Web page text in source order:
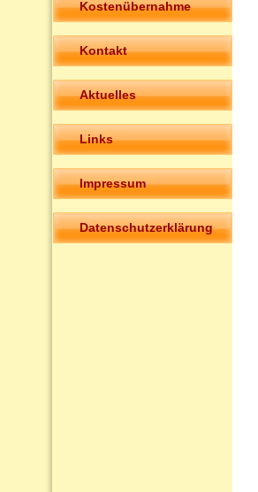
Kostenübernahme
Kontakt
Aktuelles
Links
Impressum
Datenschutzerklärung